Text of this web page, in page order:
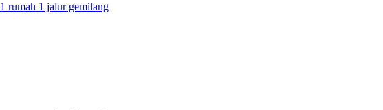
1 rumah 1 jalur gemilang